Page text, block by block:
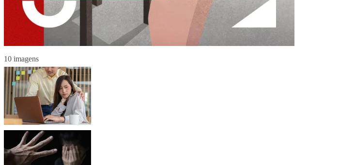
10 imagens